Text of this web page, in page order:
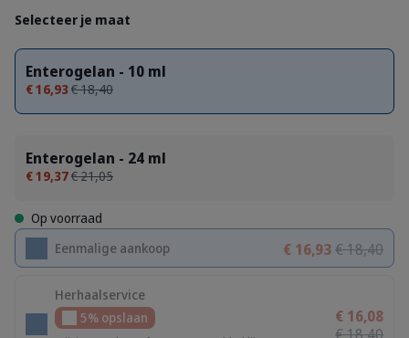
Selecteer je maat
Enterogelan - 10 ml
€ 16,93€ 18,40
Enterogelan - 24 ml
€ 19,37€ 21,05
Op voorraad
Eenmalige aankoop
€ 16,93€ 18,40
Herhaalservice
5% opslaan
€ 16,08
€ 18,40